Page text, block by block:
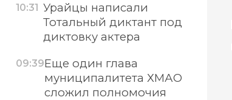
10:31 Урайцы написали
Тотальный диктант под
диктовку актера
09:39Еще один глава
муниципалитета ХМАО
сложил полномочия